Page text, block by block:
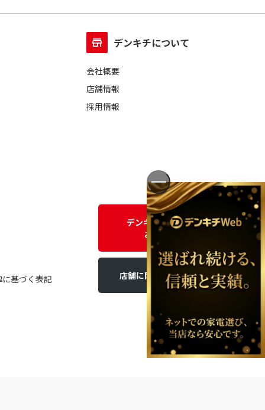
デンキチについて
会社概要
店舗情報
採用情報
基づく表記
デンキチWEBに関する
お問い合わせ
店舗に関するお問い合わせ